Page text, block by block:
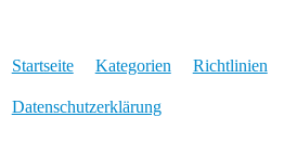
Startseite Kategorien Richtlinien
Datenschutzerklärung